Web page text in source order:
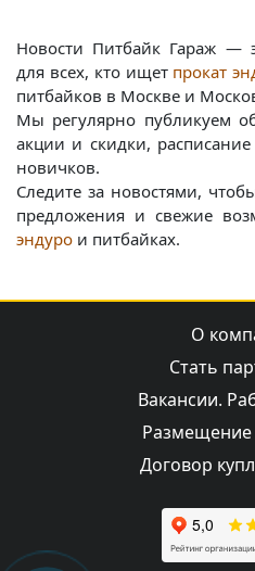
Новости Питбайк Гараж —
для всех, кто ищет прокат
питбайков в Москве и
Мы регулярно публикуем
акции и скидки,
новичков.
Следите за новостями,
предложения и свежие
эндуро и питбайках.
О
Стать
Вакансии.
Размещение
Договор